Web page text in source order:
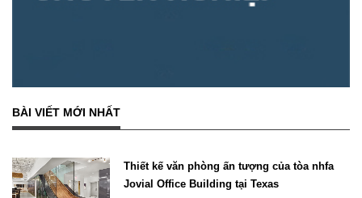
BÀI VIẾT MỚI NHẤT
Thiết kế văn phòng ấn tượng của tòa nhfa
Jovial Office Building tại Texas